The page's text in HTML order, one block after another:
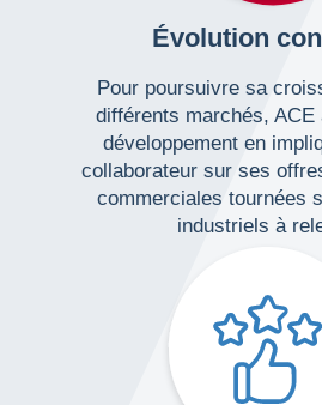
Évolution
Pour poursuivre sa
différents marchés, ACE
développement en
collaborateur sur ses
commerciales tournées
industriels à